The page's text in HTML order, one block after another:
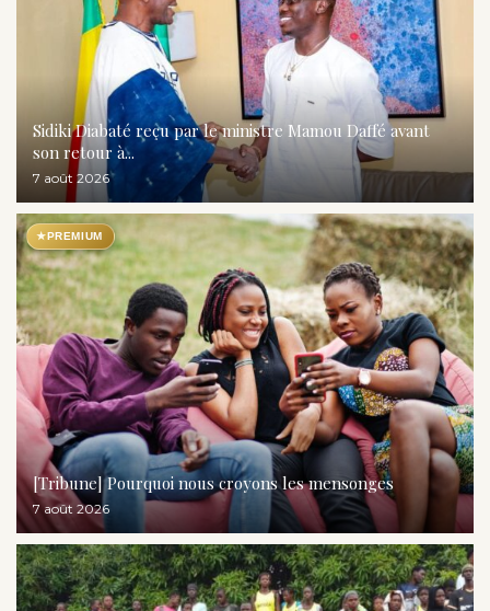
Sidiki Diabaté reçu par le ministre Mamou Daffé avant
son retour à...
7 août 2026
★PREMIUM
[Tribune] Pourquoi nous croyons les mensonges
7 août 2026